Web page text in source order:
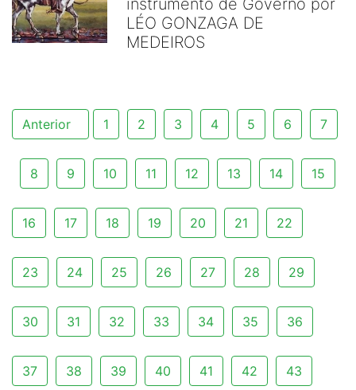
LÉO GONZAGA DE
MEDEIROS
Anterior 1 2 3 4 5 6 7
8 9 10 11 12 13 14 15
16 17 18 19 20 21 22
23 24 25 26 27 28 29
30 31 32 33 34 35 36
37 38 39 40 41 42 43